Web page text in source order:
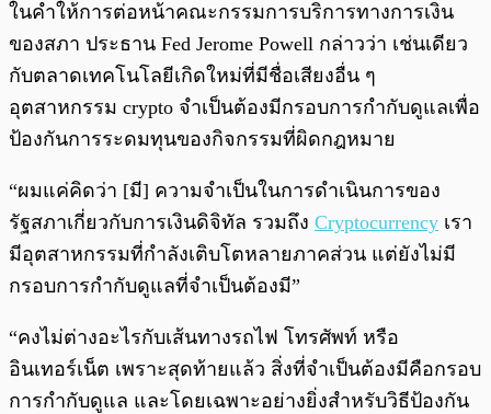
ในคำให้การต่อหน้าคณะกรรมการบริการทางการเงิน
ของสภา ประธาน Fed Jerome Powell กล่าวว่า เช่นเดียว
กับตลาดเทคโนโลยีเกิดใหม่ที่มีชื่อเสียงอื่น ๆ
อุตสาหกรรม crypto จำเป็นต้องมีกรอบการกำกับดูแลเพื่อ
ป้องกันการระดมทุนของกิจกรรมที่ผิดกฎหมาย
“ผมแค่คิดว่า [มี] ความจำเป็นในการดำเนินการของ
รัฐสภาเกี่ยวกับการเงินดิจิทัล รวมถึง Cryptocurrency เรา
มีอุตสาหกรรมที่กำลังเติบโตหลายภาคส่วน แต่ยังไม่มี
กรอบการกำกับดูแลที่จำเป็นต้องมี”
“คงไม่ต่างอะไรกับเส้นทางรถไฟ โทรศัพท์ หรือ
อินเทอร์เน็ต เพราะสุดท้ายแล้ว สิ่งที่จำเป็นต้องมีคือกรอบ
การกำกับดูแล และโดยเฉพาะอย่างยิ่งสำหรับวิธีป้องกัน